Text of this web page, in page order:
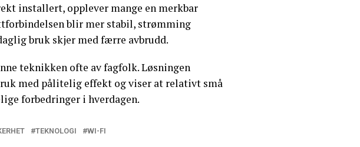
installert, opplever mange en merkbar
blir mer stabil, strømming
bruk skjer med færre avbrudd.
teknikken ofte av fagfolk. Løsningen
med pålitelig effekt og viser at relativt små
forbedringer i hverdagen.
TEKNOLOGI WI-FI